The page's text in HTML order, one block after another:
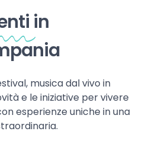
in
musica dal vivo in
e le iniziative per vivere
esperienze uniche in una